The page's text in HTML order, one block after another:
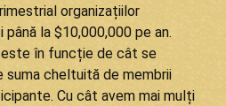
organizațiilor
la $10,000,000 pe an.
este în funcție de cât se
cheltuită de membrii
Cu cât avem mai mulți